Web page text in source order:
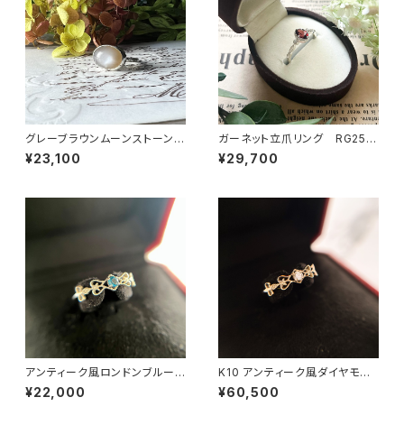
グレーブラウンムーンストーンリ
ング RG24-248
¥23,100
ガーネット立爪リング RG25-
255
¥29,700
アンティーク風ロンドンブルート
パーズリング RG25-253
¥22,000
K10 アンティーク風ダイヤモン
ドリング RG25-254
¥60,500